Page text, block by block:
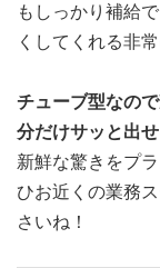
もしっかり補給
くしてくれる非
チューブ型なの
分だけサッと出
新鮮な驚きをプ
ひお近くの業務
さいね！